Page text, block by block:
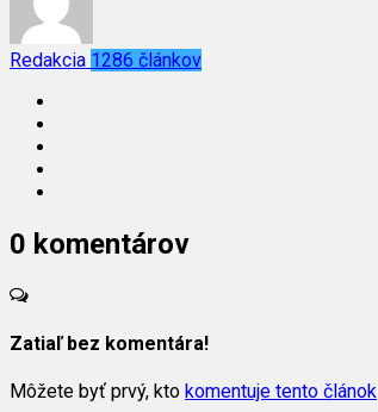
Redakcia 1286 článkov
0 komentárov
Zatiaľ bez komentára!
Môžete byť prvý, kto komentuje tento článok